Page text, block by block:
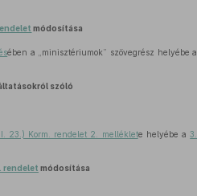
módosítása
ében a „minisztériumok” szövegrész helyébe a
szóló
23.) Korm. rendelet 2. melléklete helyébe a3.
rendelet módosítása